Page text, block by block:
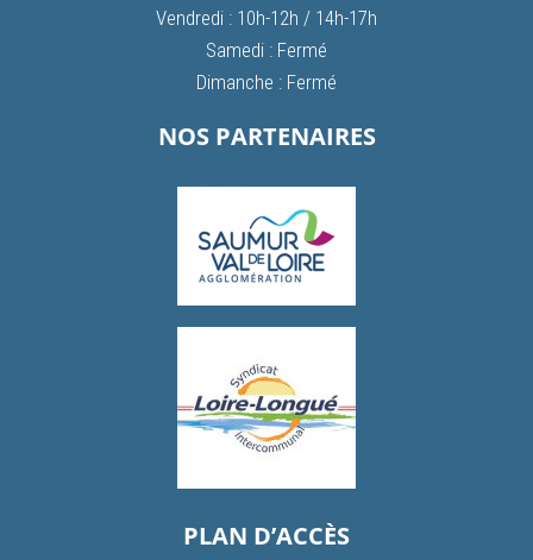
Vendredi : 10h-12h / 14h-17h
Samedi : Fermé
Dimanche : Fermé
NOS PARTENAIRES
PLAN D’ACCÈS